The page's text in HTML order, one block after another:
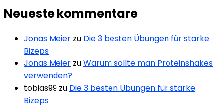
Neueste kommentare
Jonas Meier zu Die 3 besten Übungen für starke
Bizeps
Jonas Meier zuWarum sollte man Proteinshakes
verwenden?
tobias99 zu Die 3 besten Übungen für starke
Bizeps